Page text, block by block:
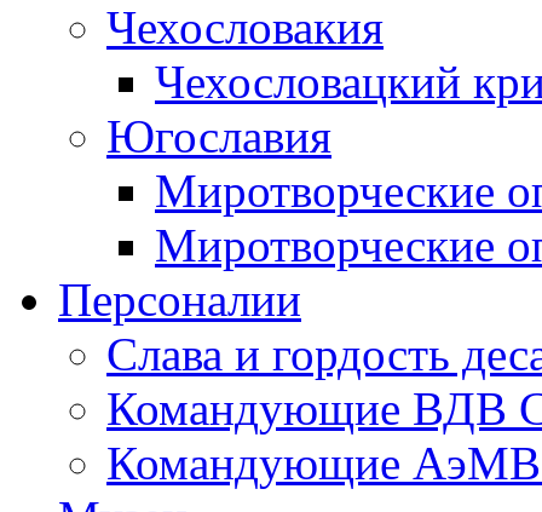
Чехословакия
Чехословацкий
Югославия
Миротворческие
Миротворческие
Персоналии
Слава и гордость
Командующие ВДВ
Командующие АэМВ